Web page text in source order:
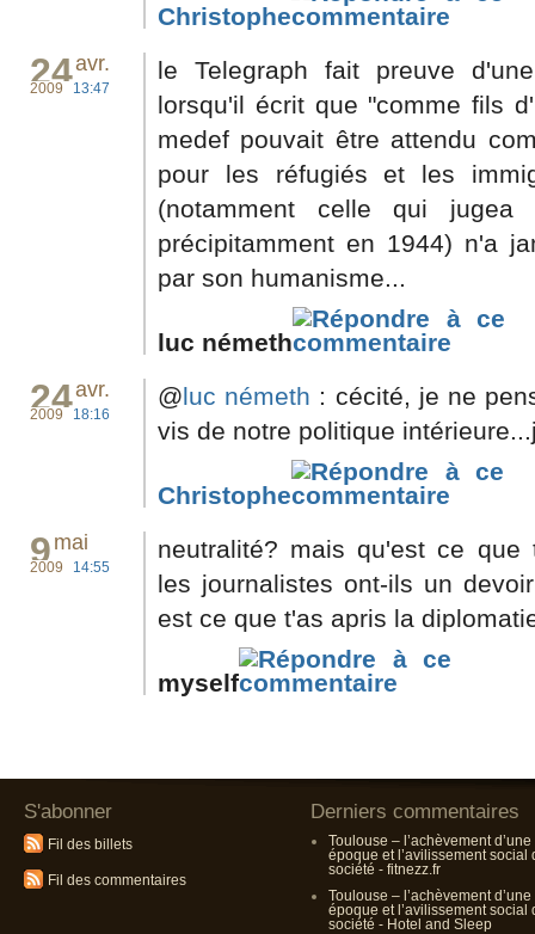
Christophe
24avr.
2009 13:47
le Telegraph fait preuve
lorsqu'il écrit que "comme fils
medef pouvait être attendu
pour les réfugiés et les
(notamment celle qui
précipitamment en 1944) n'a
par son humanisme...
luc németh
24avr.
2009 18:16
@luc németh : cécité, je ne
vis de notre politique
Christophe
9mai
2009 14:55
neutralité? mais qu'est ce que
les journalistes ont-ils un
est ce que t'as apris la
myself
S'abonner
Fil des billets
Fil des commentaires
Derniers commentaires
Toulouse – l’achèvement d’une
époque et l’avilissement social
société - fitnezz.fr
Toulouse – l’achèvement d’une
époque et l’avilissement social
société - Hotel and Sleep